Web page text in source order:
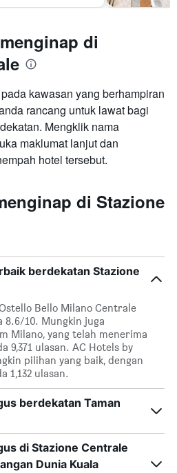
di
kawasan yang berhampiran
rancang untuk lawat bagi
Mengklik nama
maklumat lanjut dan
hotel tersebut.
di Stazione
berdekatan Stazione
Bello Milano Centrale
10. Mungkin juga
Milano, yang telah menerima
9,371 ulasan. AC Hotels by
pilihan yang baik, dengan
1,132 ulasan.
berdekatan Taman
di Stazione Centrale
Dunia Kuala